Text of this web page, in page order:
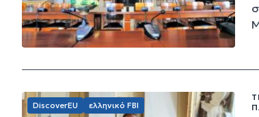
DiscoverEU ελληνικό FBI